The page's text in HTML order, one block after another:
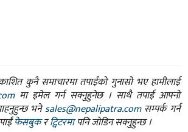
कुनै समाचारमा तपाईंको गुनासो भए हामीलाई
मा इमेल गर्न सक्नुहुनेछ । साथै तपाई आफ्नो
भनेsales@nepalipatra.comसम्पर्क गर्न
फेसबुकरट्विटरमापनि जोडिन सक्नुहुन्छ ।